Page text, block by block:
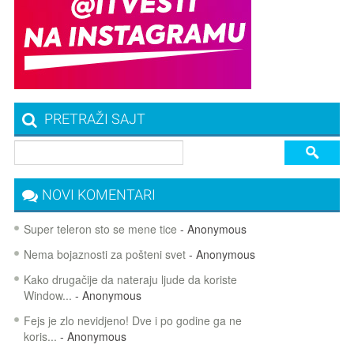
PRETRAŽI SAJT
NOVI KOMENTARI
Super teleron sto se mene tice - Anonymous
Nema bojaznosti za pošteni svet- Anonymous
Kako drugačije da nateraju ljude da koriste
Window... - Anonymous
Fejs je zlo nevidjeno! Dve i po godine ga ne
koris... - Anonymous